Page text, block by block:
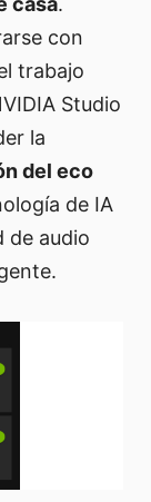
con
trabajo
Studio
la
del eco
de IA
de audio